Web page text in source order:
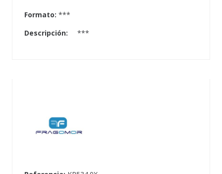
Formato: ***
Descripción:
***